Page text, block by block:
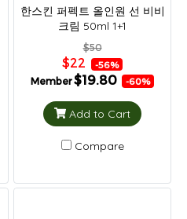
한스킨 퍼펙트 올인원 선 비비
크림 50ml 1+1
$50
$22 -56%
Member$19.80 -60%
Add to Cart
Compare